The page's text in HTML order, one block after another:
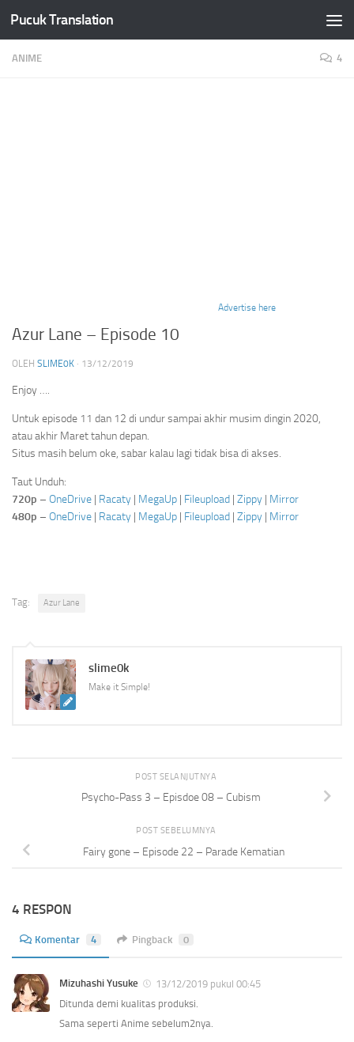
Skip to content
Pucuk Translation
ANIME 4
Advertise here
Azur Lane – Episode 10
OLEH SLIME0K · 13/12/2019
Enjoy ….
Untuk episode 11 dan 12 di undur sampai akhir musim dingin 2020,
atau akhir Maret tahun depan.
Situs masih belum oke, sabar kalau lagi tidak bisa di akses.
Taut Unduh:
720p – OneDrive | Racaty | MegaUp | Fileupload | Zippy | Mirror
480p – OneDrive | Racaty | MegaUp | Fileupload | Zippy | Mirror
Tag: Azur Lane
slime0k
Make it Simple!
POST SELANJUTNYA
Psycho-Pass 3 – Episdoe 08 – Cubism
POST SEBELUMNYA
Fairy gone – Episode 22 – Parade Kematian
4 RESPON
Komentar 4 Pingback 0
Mizuhashi Yusuke
13/12/2019 pukul 00:45
Ditunda demi kualitas produksi.
Sama seperti Anime sebelum2nya.